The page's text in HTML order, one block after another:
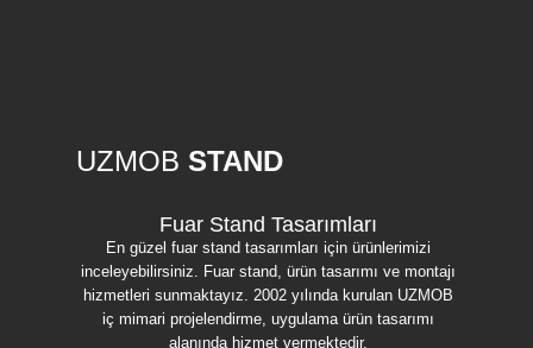
UZMOB STAND
Fuar Stand Tasarımları
En güzel fuar stand tasarımları için ürünlerimizi
inceleyebilirsiniz. Fuar stand, ürün tasarımı ve montajı
hizmetleri sunmaktayız. 2002 yılında kurulan UZMOB
iç mimari projelendirme, uygulama ürün tasarımı
alanında hizmet vermektedir.